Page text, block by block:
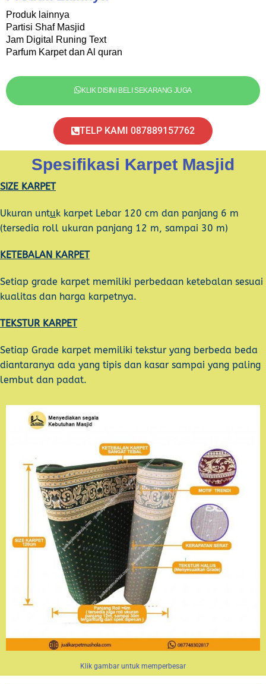
Produk lainnya
Partisi Shaf Masjid
Jam Digital Runing Text
Parfum Karpet dan Al quran
KLIK DISINI BELI SEKARANG JUGA
TELP KAMI 087889157762
Spesifikasi Karpet Masjid
SIZE KARPET
Ukuran untuk karpet Lebar 120 cm dan panjang 6 m
(tersedia roll ukuran panjang 12 m, sampai 30 m)
KETEBALAN KARPET
Setiap grade karpet memiliki perbedaan ketebalan sesuai
kualitas dan harga karpetnya.
TEKSTUR KARPET
Setiap Grade karpet memiliki tekstur yang berbeda beda
diantaranya ada yang tipis dan kasar sampai yang paling
lembut dan padat.
Klik gambar untuk memperbesar